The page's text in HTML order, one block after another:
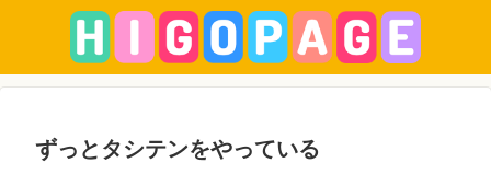
ずっとタシテンをやっている